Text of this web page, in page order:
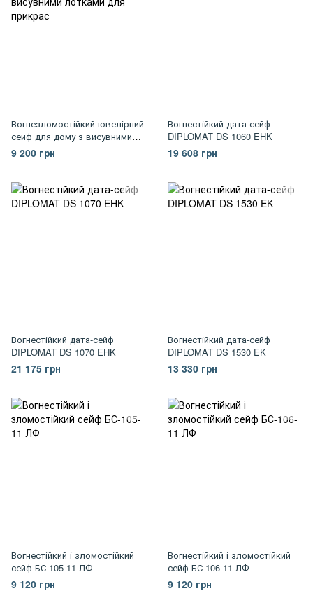
Вогнезломостійкий ювелірний
сейф для дому з висувними
лотками для прикрас
9 200 грн
Вогнестійкий дата-сейф
DIPLOMAT DS 1060 EHK
19 608 грн
Вогнестійкий дата-сейф
DIPLOMAT DS 1070 EHK
21 175 грн
Вогнестійкий дата-сейф
DIPLOMAT DS 1530 EK
13 330 грн
Вогнестійкий і зломостійкий
сейф БС-105-11 ЛФ
9 120 грн
Вогнестійкий і зломостійкий
сейф БС-106-11 ЛФ
9 120 грн